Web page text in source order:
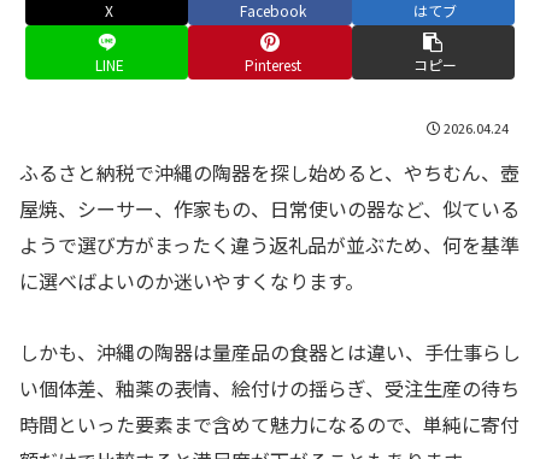
X Facebook はてブ
LINE Pinterest コピー
2026.04.24
ふるさと納税で沖縄の陶器を探し始めると、やちむん、壺
屋焼、シーサー、作家もの、日常使いの器など、似ている
ようで選び方がまったく違う返礼品が並ぶため、何を基準
に選べばよいのか迷いやすくなります。
しかも、沖縄の陶器は量産品の食器とは違い、手仕事らし
い個体差、釉薬の表情、絵付けの揺らぎ、受注生産の待ち
時間といった要素まで含めて魅力になるので、単純に寄付